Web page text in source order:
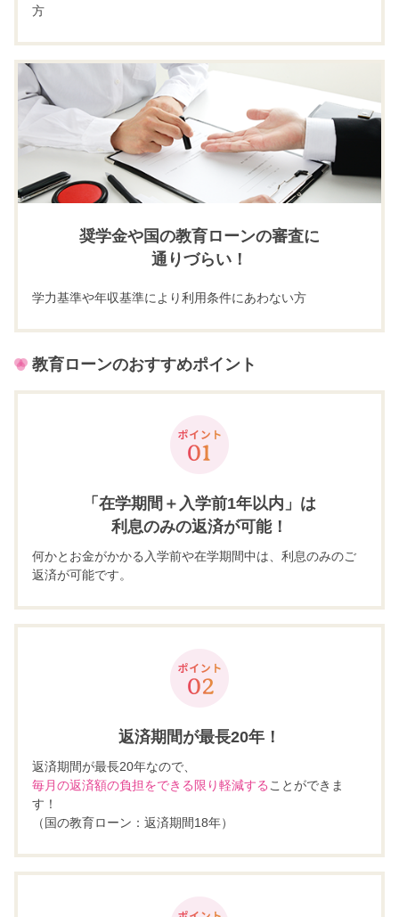
方
奨学金や国の教育ローンの審査に
通りづらい！
学力基準や年収基準により利用条件にあわない方
教育ローンのおすすめポイント
「在学期間＋入学前1年以内」は
利息のみの返済が可能！
何かとお金がかかる入学前や在学期間中は、利息のみのご
返済が可能です。
返済期間が最長20年！
返済期間が最長20年なので、
毎月の返済額の負担をできる限り軽減することができま
す！
（国の教育ローン：返済期間18年）